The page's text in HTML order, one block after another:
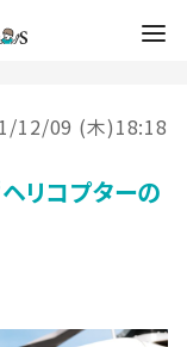
12/09 (木)18:18
リコプターの